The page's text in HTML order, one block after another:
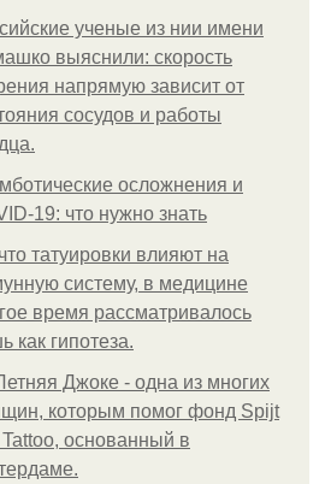
ученые из нии имени
выяснили: скорость
напрямую зависит от
сосудов и работы
осложнения и
19: что нужно знать
татуировки влияют на
систему, в медицине
время рассматривалось
как гипотеза.
Джоке - одна из многих
которым помог фонд Spijt
основанный в